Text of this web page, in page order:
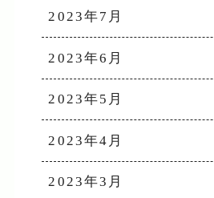
2023年7月
2023年6月
2023年5月
2023年4月
2023年3月